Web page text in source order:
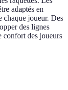
adaptés en
chaque joueur. Des
des lignes
confort des joueurs